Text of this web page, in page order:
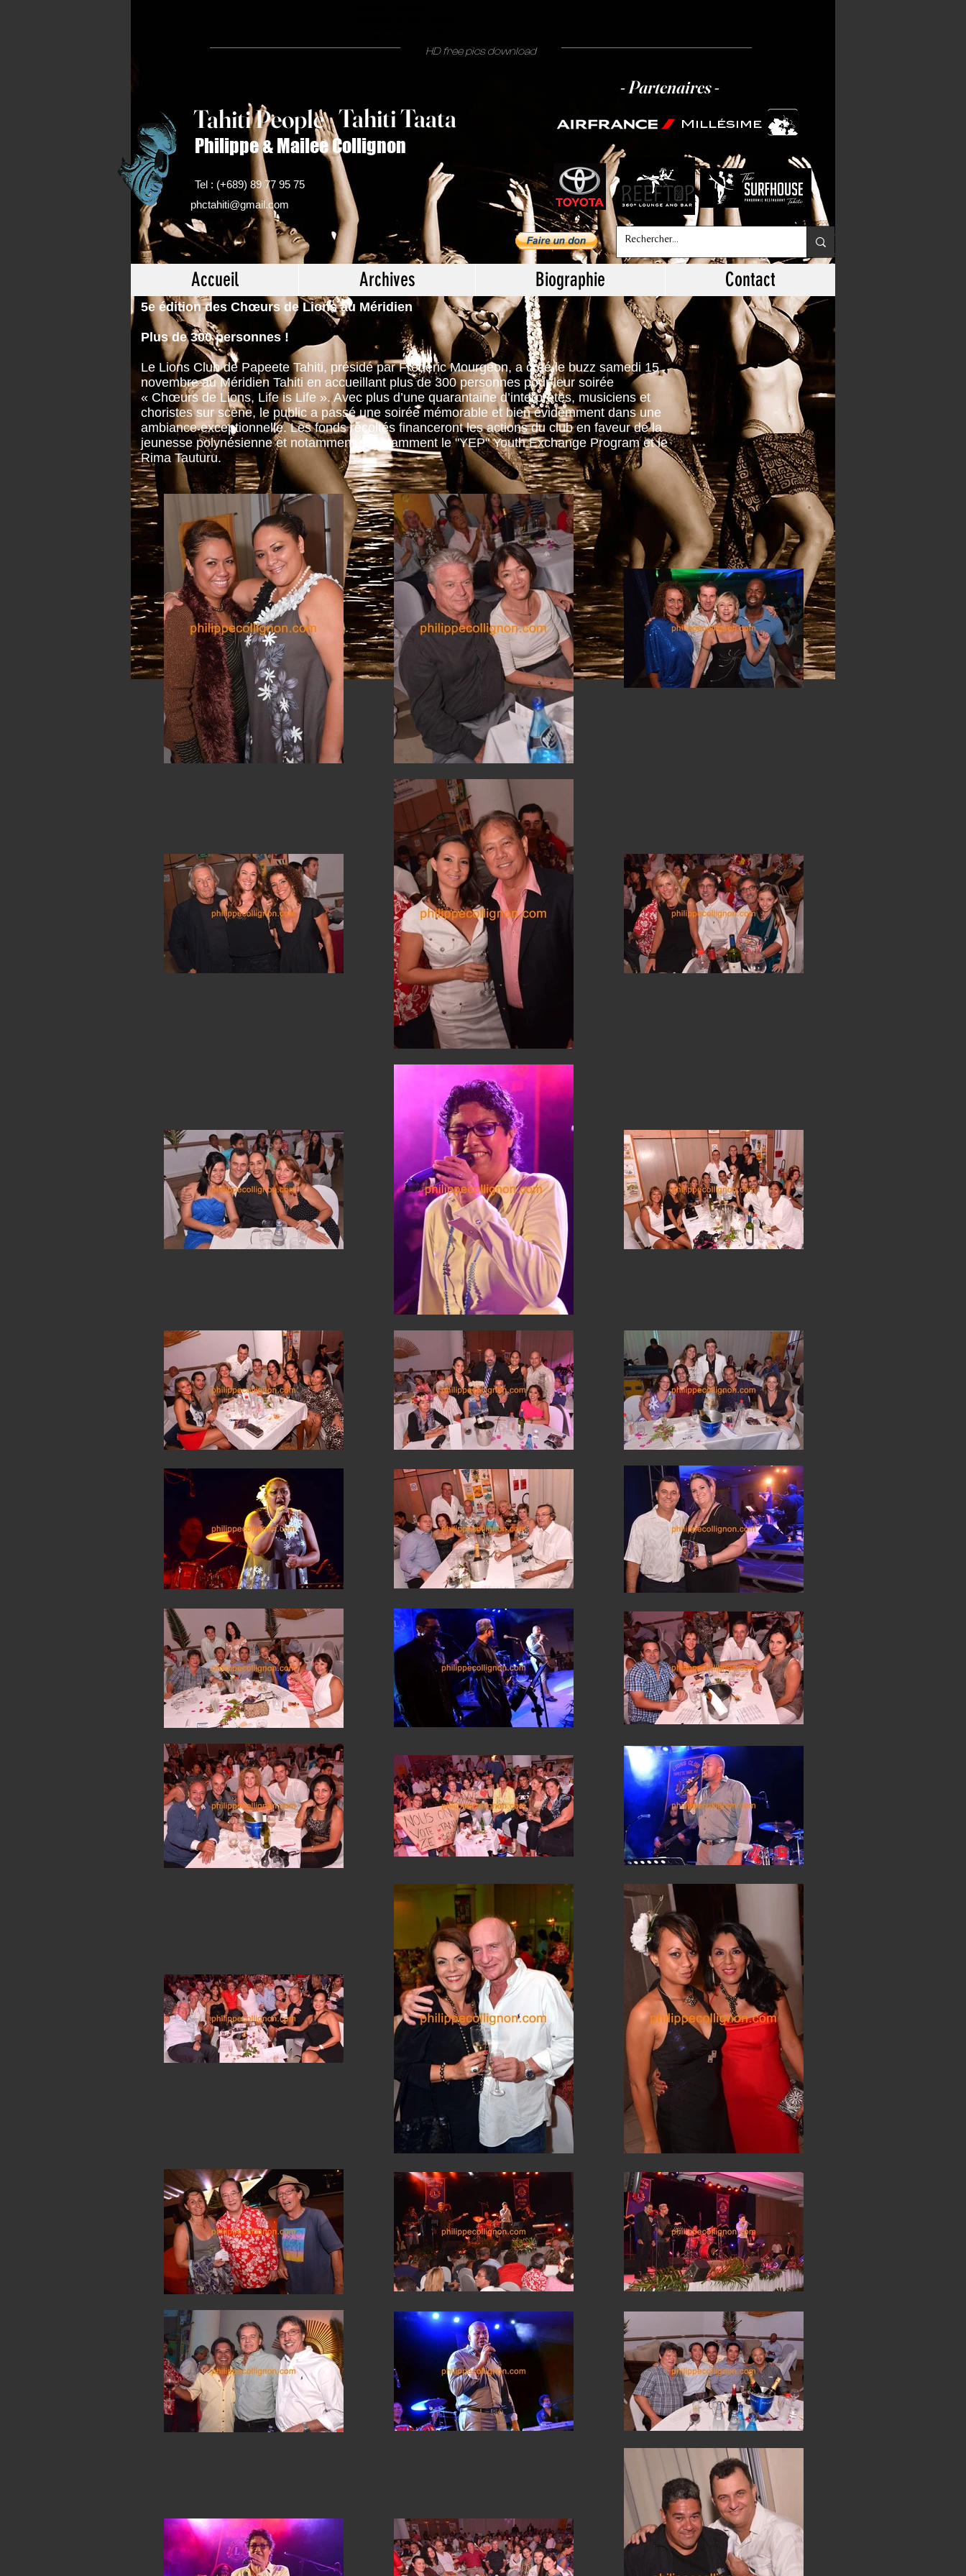
HD free pics download
Tahiti People /
Philippe & Mailee Collignon
Tel : (+689) 89 77 95 75
phctahiti@gmail.com
- Partenaires -
Millésime
Tahiti Taata
Accueil Archives Biographie Contact
5e édition des Chœurs de Lions au Méridien
Plus de 300 personnes !
Le Lions Club de Papeete Tahiti, présidé par Frédéric Mourgeon, a créé le buzz samedi 15
novembre au Méridien Tahiti en accueillant plus de 300 personnes pour leur soirée
« Chœurs de Lions, Life is Life ». Avec plus d’une quarantaine d’interprètes, musiciens et
choristes sur scène, le public a passé une soirée mémorable et bien évidemment dans une
ambiance exceptionnelle. Les fonds récoltés financeront les actions du club en faveur de la
jeunesse polynésienne et notamment et notamment le "YEP" Youth Exchange Program et le
Rima Tauturu.